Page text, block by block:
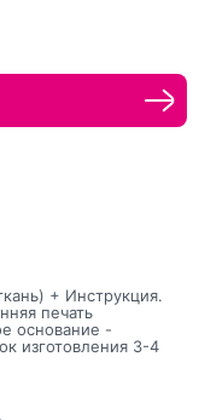
+ Инструкция.
печать
основание -
изготовления 3-4